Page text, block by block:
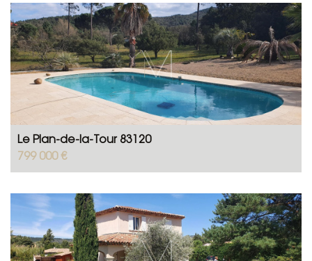
Le Plan-de-la-Tour 83120
799 000 €